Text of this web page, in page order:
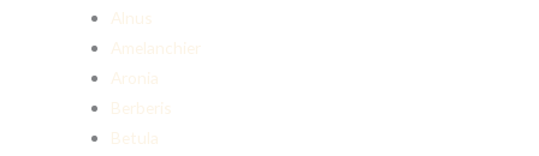
Alnus
Amelanchier
Aronia
Berberis
Betula